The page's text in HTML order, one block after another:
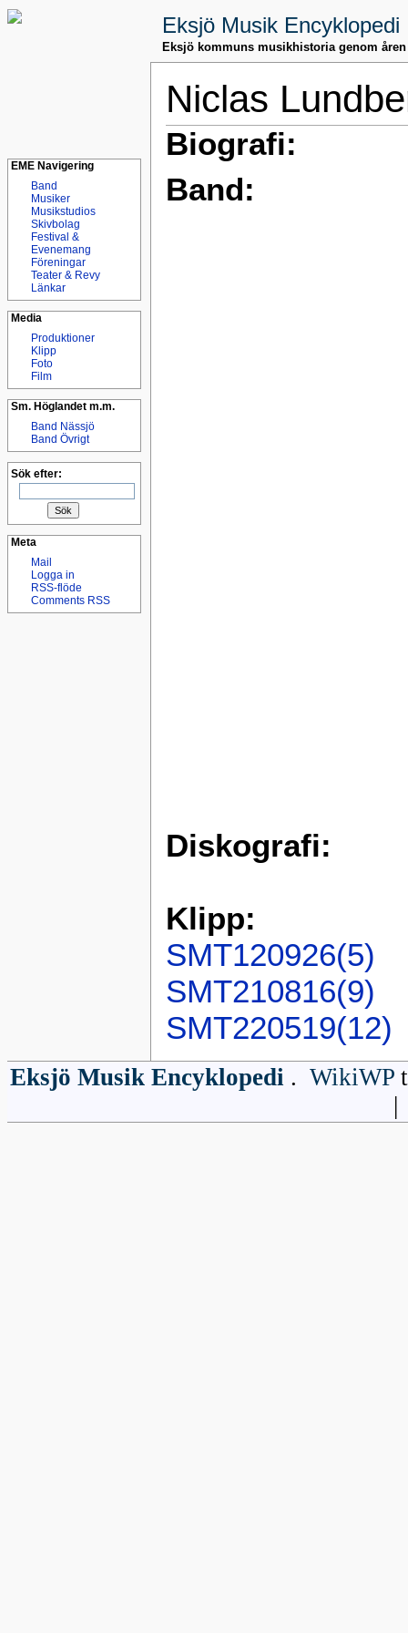
Eksjö Musik Encyklopedi
Eksjö kommuns musikhistoria genom åren
EME Navigering
Band
Musiker
Musikstudios
Skivbolag
Festival &
Evenemang
Föreningar
Teater & Revy
Länkar
Media
Produktioner
Klipp
Foto
Film
Sm. Höglandet m.m.
Band Nässjö
Band Övrigt
Sök efter:
Meta
Mail
Logga in
RSS-flöde
Comments RSS
Niclas
Biografi:
Band:
Diskografi:
Klipp:
SMT120926(5)
SMT210816(9)
SMT220519(12)
Eksjö Musik Encyklopedi. WikiWP